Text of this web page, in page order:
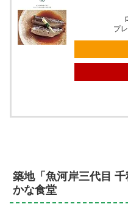
プ
築地「魚河岸三代目
かな食堂